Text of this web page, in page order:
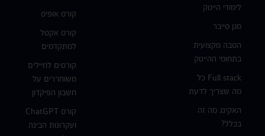
לימודי הייטק
מגן סייבר
הסבה מקצועית
בתחומי ההייטק
Full stack כל
מה שצריך לדעת
האקינג מה זה
בכלל?
קורס אופיס
קורס אקסל
למתקדמים
קורסים לחיילים
משוחררים על
חשבון הפיקדון
קורס ChatGPT
ועקרונות הבינה